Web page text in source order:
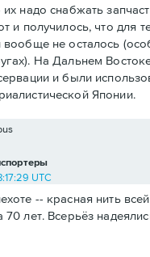
надо снабжать
и получилось, что для
вообще не осталось
На Дальнем
и были
Японии.
UTC
-- красная нить
70 лет. Всерьёз